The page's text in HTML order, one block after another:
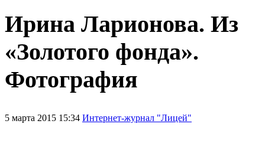
Ирина Ларионова. Из
«Золотого фонда».
Фотография
5 марта 2015 15:34 Интернет-журнал "Лицей"